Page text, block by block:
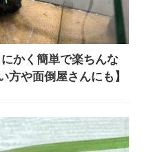
かく簡単で楽ちんな
方や面倒屋さんにも】